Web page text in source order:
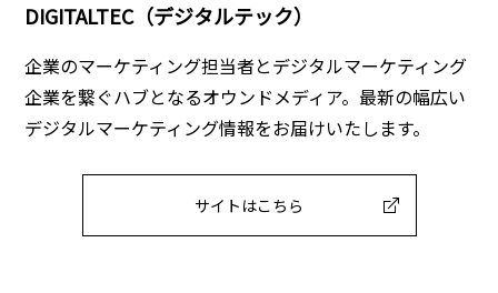
DIGITALTEC（デジタルテック）
企業のマーケティング担当者とデジタルマーケティング
企業を繋ぐハブとなるオウンドメディア。最新の幅広い
デジタルマーケティング情報をお届けいたします。
サイトはこちら